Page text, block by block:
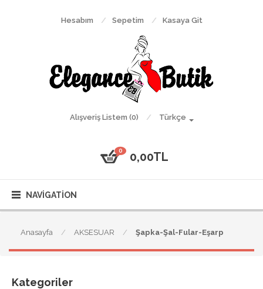
Hesabım Sepetim Kasaya Git
Alışveriş Listem (0) Türkçe
0 0,00TL
NAVIGATION
Anasayfa AKSESUAR Şapka-Şal-Fular-Eşarp
Kategoriler